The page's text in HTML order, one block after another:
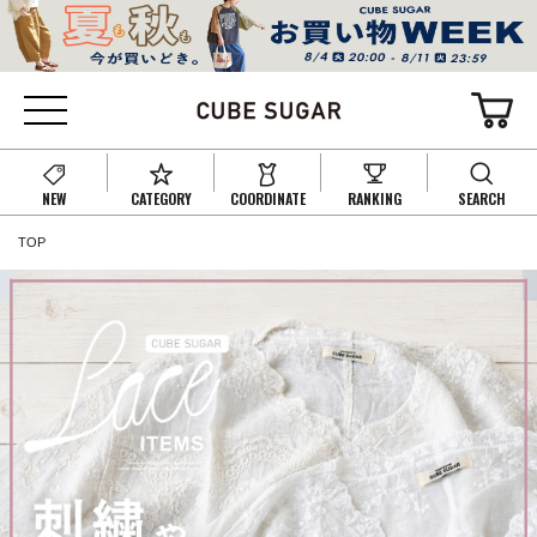
NEW CATEGORY COORDINATE RANKING SEARCH
TOP